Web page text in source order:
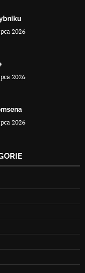
2026
2026
2026